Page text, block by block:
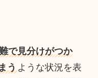
で見分けがつか
う ような状況を表